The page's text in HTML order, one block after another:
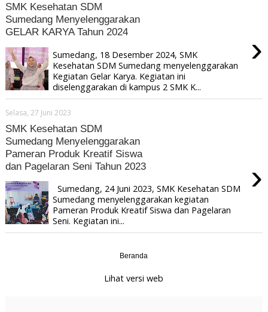
SMK Kesehatan SDM
Sumedang Menyelenggarakan
GELAR KARYA Tahun 2024
›
Sumedang, 18 Desember 2024, SMK
Kesehatan SDM Sumedang menyelenggarakan
Kegiatan Gelar Karya. Kegiatan ini
diselenggarakan di kampus 2 SMK K...
Selasa, 27 Juni 2023
SMK Kesehatan SDM
Sumedang Menyelenggarakan
Pameran Produk Kreatif Siswa
dan Pagelaran Seni Tahun 2023
›
Sumedang, 24 Juni 2023, SMK Kesehatan SDM
Sumedang menyelenggarakan kegiatan
Pameran Produk Kreatif Siswa dan Pagelaran
Seni. Kegiatan ini...
Beranda
Lihat versi web